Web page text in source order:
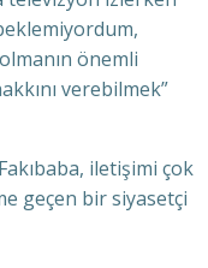
önemli
verebilmek”
iletişimi çok
geçen bir siyasetçi